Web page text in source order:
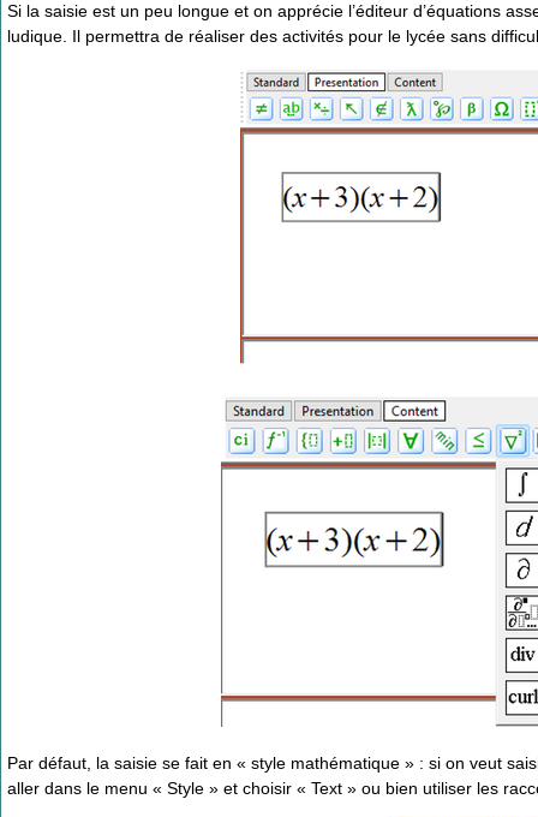
Si la saisie est un peu longue et on apprécie l’éditeur d’équations
ludique. Il permettra de réaliser des activités pour le lycée sans
Par défaut, la saisie se fait en « style mathématique » : si on veut
aller dans le menu « Style » et choisir « Text » ou bien utiliser les